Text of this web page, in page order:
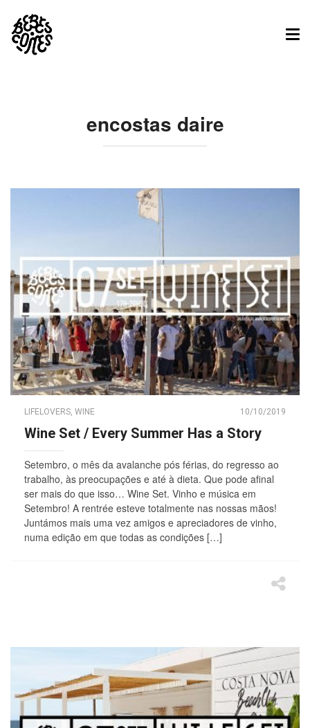
encostas daire
LIFELOVERS WINE 10/10/2019
Wine Set / Every Summer Has a Story
Setembro, o mês da avalanche pós férias, do regresso ao
trabalho, às preocupações e até à dieta. Que pode afinal
ser mais do que isso… Wine Set. Vinho e música em
Setembro! A rentrée esteve totalmente nas nossas mãos!
Juntámos mais uma vez amigos e apreciadores de vinho,
numa edição em que todas as condições […]